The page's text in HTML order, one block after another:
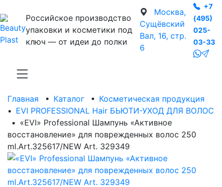
Российское производство
упаковки и косметики под
ключ — от идеи до полки
Москва,
Сущёвский
Вал, 16, стр.
6
+7
(495)
025-
03-33
Главная • Каталог • Косметическая продукция
• EVI PROFESSIONAL Hair БЬЮТИ-УХОД ДЛЯ ВОЛОС
• «EVI» Professional Шампунь «Активное
восстановление» для поврежденных волос 250
ml.Art.325617/NEW Art. 329349